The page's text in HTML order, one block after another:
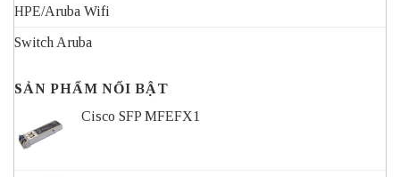
HPE/Aruba Wifi
Switch Aruba
SẢN PHẨM NỔI BẬT
Cisco SFP MFEFX1